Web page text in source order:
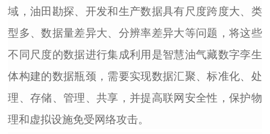
域，油田勘探、开发和生产数据具有尺度跨度大、类
型多、数据量差异大、分辨率差异大等问题，将这些
不同尺度的数据进行集成利用是智慧油气藏数字孪生
体构建的数据瓶颈，需要实现数据汇聚、标准化、处
理、存储、管理、共享，并提高联网安全性，保护物
理和虚拟设施免受网络攻击。